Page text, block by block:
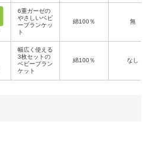
6重ガーゼの
やさしいベビ
ーブランケッ
ト
綿100％ 無
幅広く使える
3枚セットの
ベビーブラン
ケット
綿100％ なし